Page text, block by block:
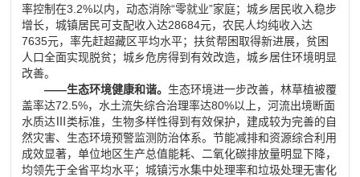
率控制在3.2%以内，动态消除“零就业”家庭；城乡居民收入稳步
增长，城镇居民可支配收入达28684元，农民人均纯收入达
7635元，率先赶超藏区平均水平；扶贫帮困取得新进展，贫困
人口全面实现脱贫；城乡危房得到有效改造，城乡居住环境明显
改善。
——生态环境健康和谐。 生态环境进一步改善，林草植被覆
盖率达72.5%，水土流失综合治理率达80%以上，河流出境断面
水质达Ⅲ类标准，生物多样性得到有效保护，建成较为完善的自
然灾害、生态环境预警监测防治体系。节能减排和资源综合利用
成效显著，单位地区生产总值能耗、二氧化碳排放量明显下降，
均领先于全省平均水平；城镇污水集中处理率和垃圾处理无害化